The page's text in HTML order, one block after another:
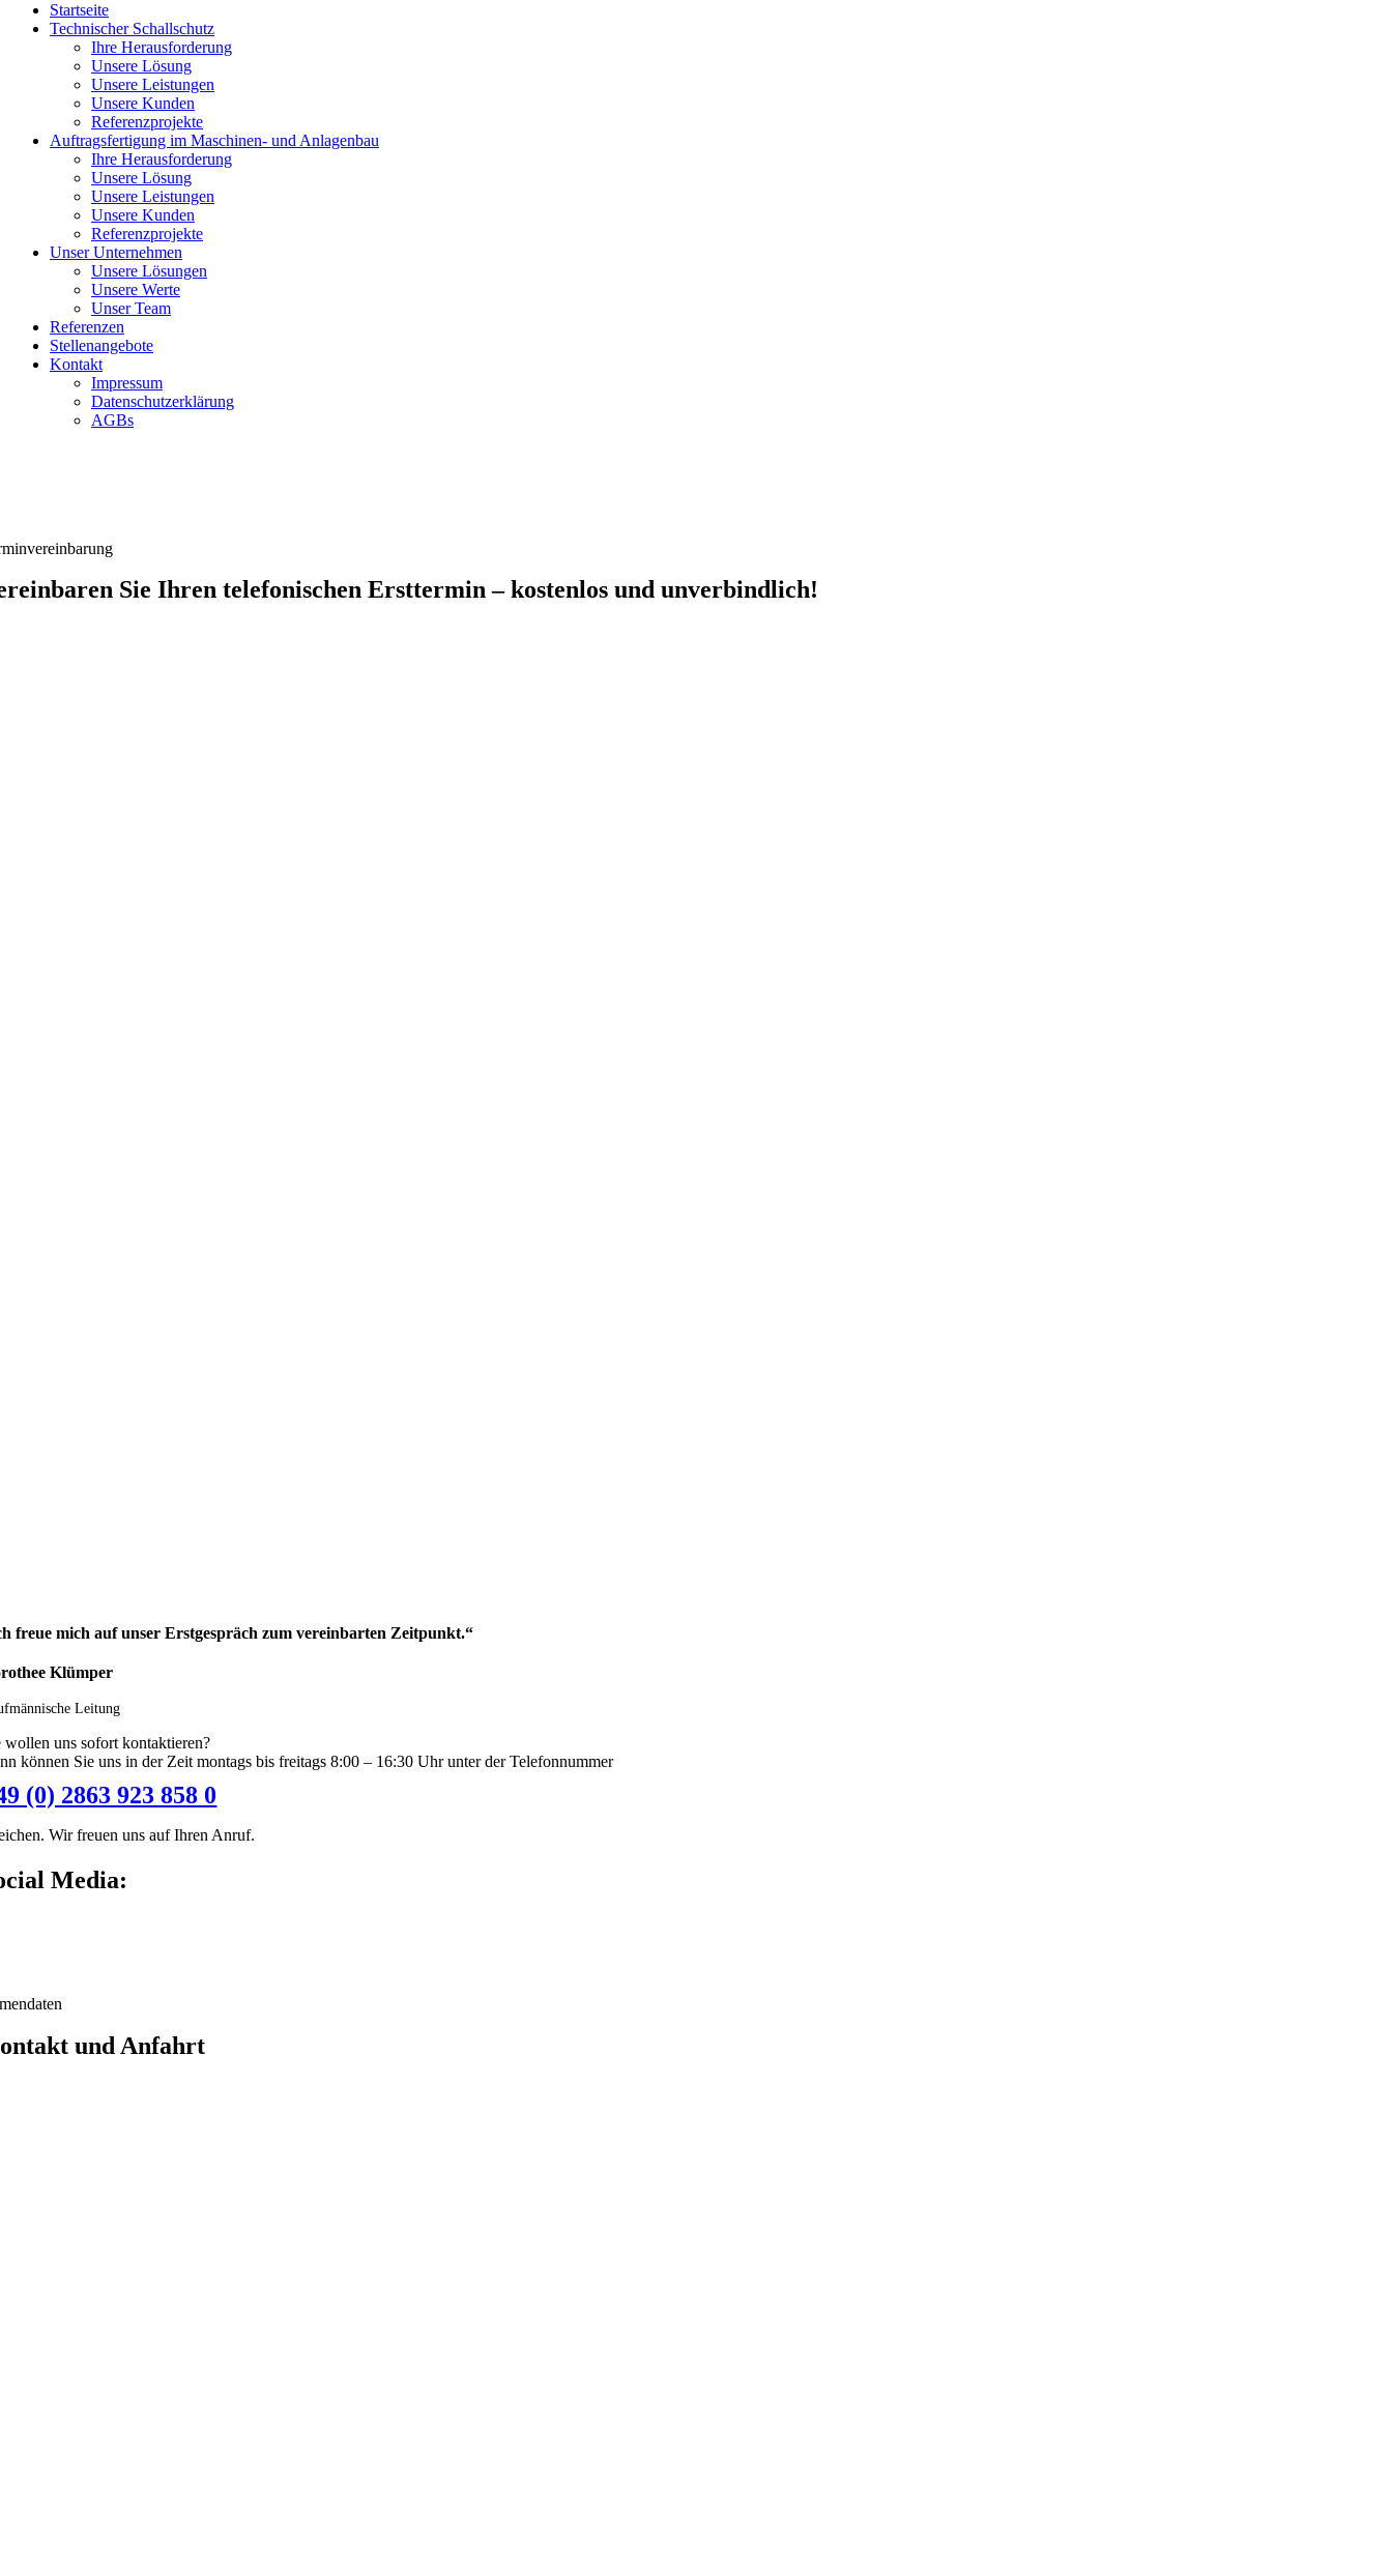
Startseite
Technischer Schallschutz
Ihre Herausforderung
Unsere Lösung
Unsere Leistungen
Unsere Kunden
Referenzprojekte
Auftragsfertigung im Maschinen- und Anlagenbau
Ihre Herausforderung
Unsere Lösung
Unsere Leistungen
Unsere Kunden
Referenzprojekte
Unser Unternehmen
Unsere Lösungen
Unsere Werte
Unser Team
Referenzen
Stellenangebote
Kontakt
Impressum
Datenschutzerklärung
AGBs
Sie Ihren telefonischen Ersttermin – kostenlos und unverbindlich!
freue mich auf unser Erstgespräch zum vereinbarten Zeitpunkt.“
Klümper
Leitung
wollen uns sofort kontaktieren?
können Sie uns in der Zeit montags bis freitags 8:00 – 16:30 Uhr unter der Telefonnummer
(0) 2863 923 858 0
Wir freuen uns auf Ihren Anruf.
Media:
und Anfahrt